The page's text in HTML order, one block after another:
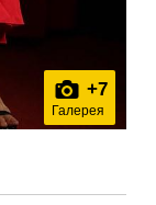
+7
Галерея